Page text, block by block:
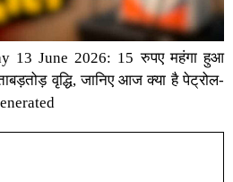
13 June 2026: 15 रुपए महंगा हुआ
वृद्धि, जानिए आज क्या है पेट्रोल-